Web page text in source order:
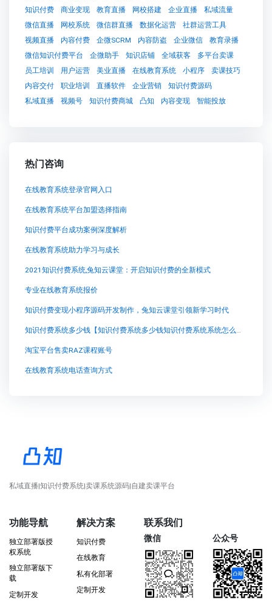
知识付费
商业变现 教育直播 网校搭建 企业直播
私域流量
微信直播
网校系统 微信群直播 数据化运营
社群运营工具
视频直播
内容付费 企微SCRM 内容防盗 企业微信
教育录播
微信知识付费平台
企微助手 知识店铺 全域获客
多平台卖课
员工培训
用户运营 美业直播 在线教育系统 小程序
卖课技巧
内容交付
职业培训 直播软件 企业营销
知识付费源码
私域直播
视频号 知识付费商城 凸知 内容变现 智能投放
热门咨询
在线教育系统登录官网入口
在线教育系统平台加盟选择指南
知识付费平台成功案例深度解析
在线教育系统助力学习与成长
2021知识付费系统,兔知云课堂：开启知识付费的全新模式
专业在线教育系统报价
知识付费变现小程序源码开发制作，兔知云课堂引领新学习时代
知识付费系统多少钱【知识付费系统多少钱知识付费系统系统怎么制作，知识付费系统搭建使用教程】
淘宝平台售卖RAZ课程账号
在线教育系统电话查询方式
私域直播|知识付费系统|卖课系统源码|自建卖课平台
功能导航
独立部署版授
权系统
独立部署版下
载
定制开发
解决方案
知识付费
在线教育
私有化部署
定制开发
联系我们
微信 公众号